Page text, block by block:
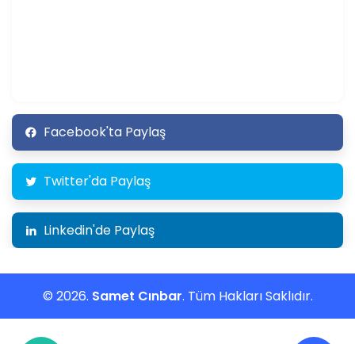
Facebook'ta Paylaş
Twitter'da Paylaş
Linkedin'de Paylaş
© 2026. Samet Cınbar. Tüm Hakları Saklıdır.